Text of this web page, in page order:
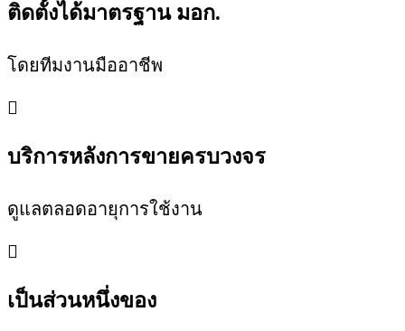
ติดตั้งได้มาตรฐาน มอก.
โดยทีมงานมืออาชีพ
บริการหลังการขายครบวงจร
ดูแลตลอดอายุการใช้งาน
เป็นส่วนหนึ่งของ